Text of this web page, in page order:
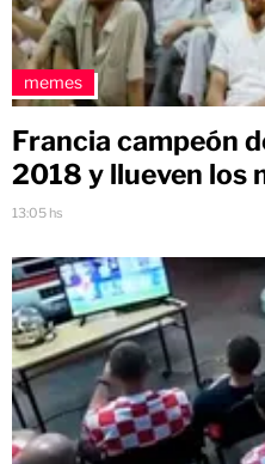
memes
Francia campeón
2018 y llueven los
13:05 hs